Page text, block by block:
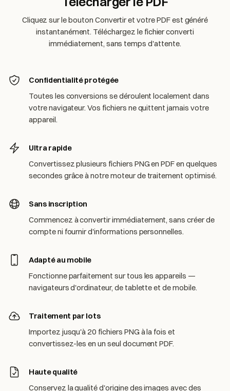
Cliquez sur le bouton Convertir et votre PDF est généré
instantanément. Téléchargez le fichier converti
immédiatement, sans temps d'attente.
Confidentialité protégée
Toutes les conversions se déroulent localement dans
votre navigateur. Vos fichiers ne quittent jamais votre
appareil.
Ultra rapide
Convertissez plusieurs fichiers PNG en PDF en quelques
secondes grâce à notre moteur de traitement optimisé.
Sans inscription
Commencez à convertir immédiatement, sans créer de
compte ni fournir d'informations personnelles.
Adapté au mobile
Fonctionne parfaitement sur tous les appareils —
navigateurs d'ordinateur, de tablette et de mobile.
Traitement par lots
Importez jusqu'à 20 fichiers PNG à la fois et
convertissez-les en un seul document PDF.
Haute qualité
Conservez la qualité d'origine des images avec des